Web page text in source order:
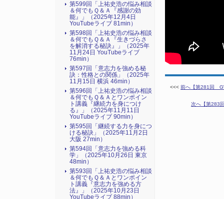
<<< 前へ【第281回
次へ【第283
第599回「上祐史浩の悩み相談
＆何でもＱ＆Ａ『感謝の効
能』」（2025年12月4日
YouTubeライブ 81min）
第598回「上祐史浩の悩み相談
＆何でもＱ＆Ａ『生きづらさ
を解消する秘訣』​」（2025年
11月24日 YouTubeライブ
76min）
第597回「意志力を強める秘
訣：性格との関係」（2025年
11月15日 横浜 46min）
第596回「上祐史浩の悩み相談
＆何でもＱ＆Ａとワンポイン
ト講義『継続力を身につけ
る』​」（2025年11月11日
YouTubeライブ 90min）
第595回「継続する力を身につ
ける秘訣」（2025年11月2日
大阪 27min）
第594回「意志力を強める科
学」（2025年10月26日 東京
48min）
第593回「上祐史浩の悩み相談
＆何でもＱ＆Ａとワンポイン
ト講義『意志力を強める方
法』​」（2025年10月23日
YouTubeライブ 88min）